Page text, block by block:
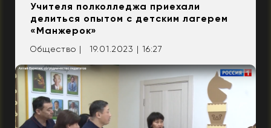
Учителя полколледжа приехали
делиться опытом с детским лагерем
«Манжерок»
Общество | 19.01.2023 | 16:27